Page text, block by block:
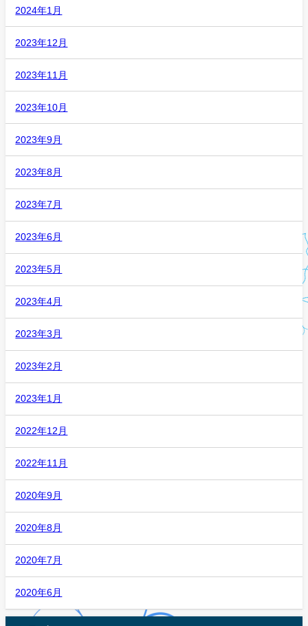
2024年1月
2023年12月
2023年11月
2023年10月
2023年9月
2023年8月
2023年7月
2023年6月
2023年5月
2023年4月
2023年3月
2023年2月
2023年1月
2022年12月
2022年11月
2020年9月
2020年8月
2020年7月
2020年6月